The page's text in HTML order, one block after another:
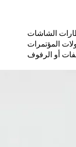
الشاشات
المؤتمرات
أو الرفوف